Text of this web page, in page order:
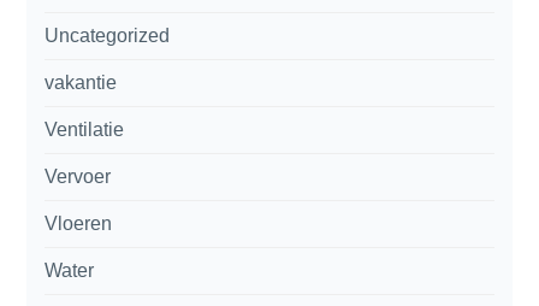
Uncategorized
vakantie
Ventilatie
Vervoer
Vloeren
Water